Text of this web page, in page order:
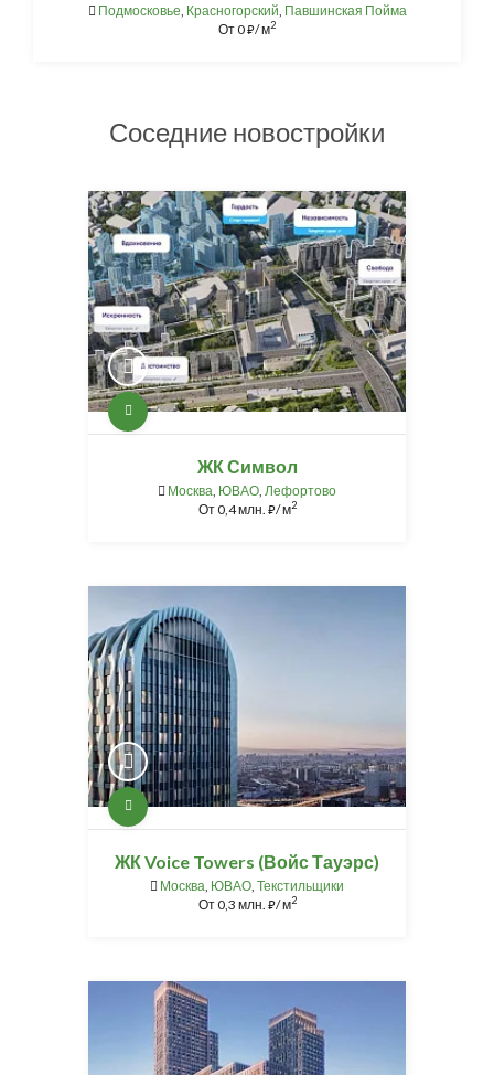
Подмосковье Красногорский Павшинская Пойма
От0⃏/ м2
Соседние новостройки
ЖК Символ
Москва ЮВАО Лефортово
От0,4 млн. ⃏/ м2
ЖК Voice Towers (Войс Тауэрс)
Москва ЮВАО Текстильщики
От0,3 млн. ⃏/ м2